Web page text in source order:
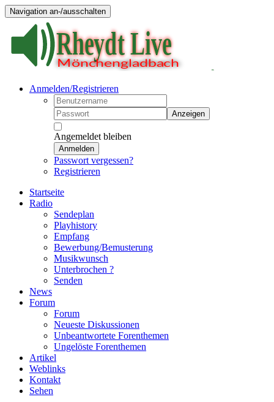
Navigation an-/ausschalten
Anmelden/Registrieren
Anzeigen
Angemeldet bleiben
Anmelden
Passwort vergessen?
Registrieren
Startseite
Radio
Sendeplan
Playhistory
Empfang
Bewerbung/Bemusterung
Musikwunsch
Unterbrochen ?
Senden
News
Forum
Forum
Neueste Diskussionen
Unbeantwortete Forenthemen
Ungelöste Forenthemen
Artikel
Weblinks
Kontakt
Sehen